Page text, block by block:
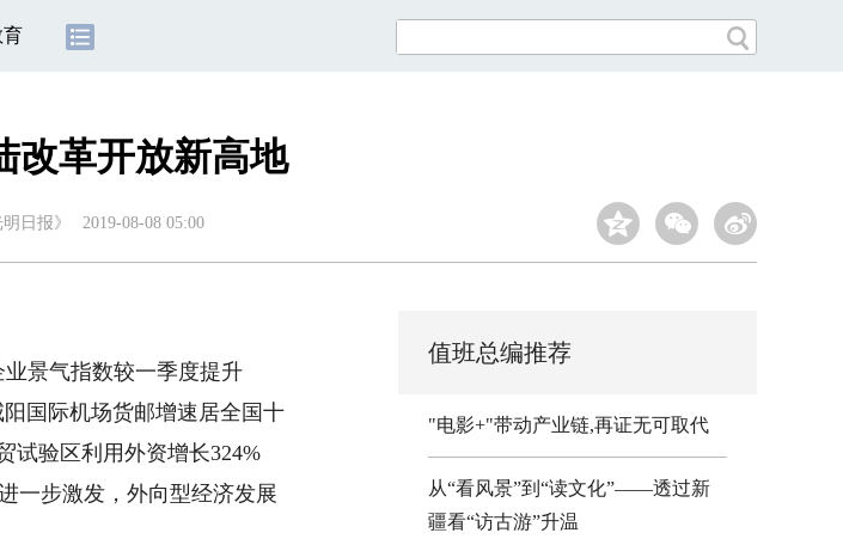
育
改革开放新高地
日报》 2019-08-08 05:00
景气指数较一季度提升
国际机场货邮增速居全国十
试验区利用外资增长324%
一步激发，外向型经济发展
值班总编推荐
"电影+"带动产业链,再证无可取代
从“看风景”到“读文化”——透过新
疆看“访古游”升温